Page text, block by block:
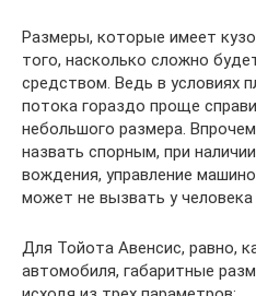
Размеры, которые имеет
того, насколько сложно
средством. Ведь в условиях
потока гораздо проще
небольшого размера.
назвать спорным, при
вождения, управление
может не вызвать у человека
Для Тойота Авенсис, равно,
автомобиля, габаритные